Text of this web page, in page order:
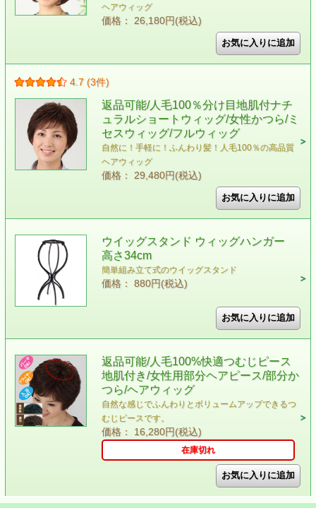
ヘアウィッグ
価格： 26,180円(税込)
4.7 (3件)
返品可能/人毛100％分け目地肌付ナチ
ュラルショートウィッグ/女性かつら/ミ
セスウィッグ/フルウィッグ
自然に！手軽に！ふんわり髪！人毛100％の高品質
ヘアウィッグ
価格： 29,480円(税込)
ウイッグスタンド ウィッグハンガー
高さ34cm
簡単組み立て式のウイッグスタンド
価格： 880円(税込)
返品可能/人毛100%快適つむじピース
地肌付き/女性用部分ヘアピース/部分か
つら/ヘアウィッグ
自然な感じでふんわりとボリュームアップできるつ
むじピースです。
価格： 16,280円(税込)
在庫切れ